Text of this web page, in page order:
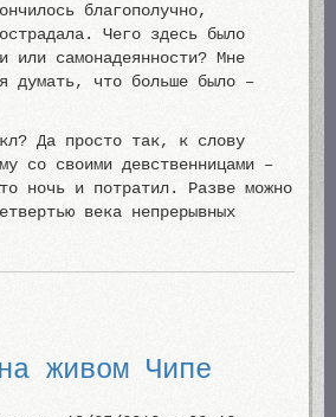
благополучно,
Чего здесь было
или самонадеянности? Мне
думать, что больше было –
Да просто так, к слову
со своими девственницами –
ночь и потратил. Разве можно
века непрерывных
живом Чипе